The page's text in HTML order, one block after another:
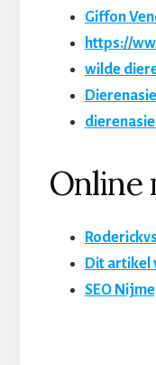
Giffon
https://
wilde
Online
Dit artikel
SEO